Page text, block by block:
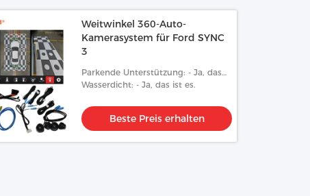
Weitwinkel 360-Auto-
Kamerasystem für Ford SYNC
3
Parkende Unterstützung: - Ja, das
ist es.
Wasserdicht: - Ja, das ist es.
Beste Preis erhalten